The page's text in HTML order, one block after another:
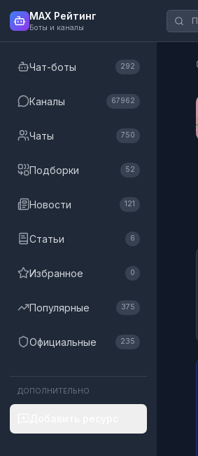
MAX Рейтинг
Боты и каналы
Чат-боты 292
Каналы 67962
Чаты 750
Подборки 52
Новости 121
Статьи 6
Избранное 0
Популярные 375
Официальные 235
ДОПОЛНИТЕЛЬНО